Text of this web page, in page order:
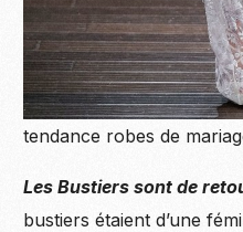
tendance robes de
Les Bustiers sont de
bustiers étaient d’une